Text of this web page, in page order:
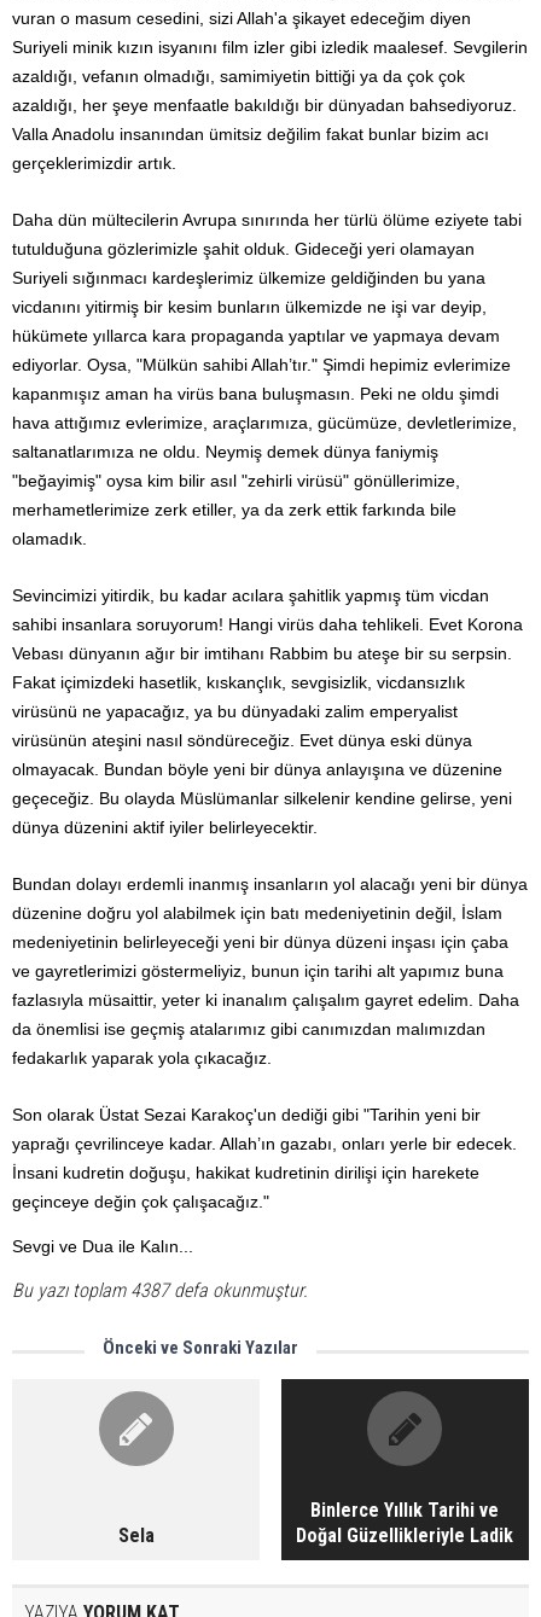
vuran o masum cesedini, sizi Allah'a şikayet edeceğim diyen
Suriyeli minik kızın isyanını film izler gibi izledik maalesef. Sevgilerin
azaldığı, vefanın olmadığı, samimiyetin bittiği ya da çok çok
azaldığı, her şeye menfaatle bakıldığı bir dünyadan bahsediyoruz.
Valla Anadolu insanından ümitsiz değilim fakat bunlar bizim acı
gerçeklerimizdir artık.
Daha dün mültecilerin Avrupa sınırında her türlü ölüme eziyete tabi
tutulduğuna gözlerimizle şahit olduk. Gideceği yeri olamayan
Suriyeli sığınmacı kardeşlerimiz ülkemize geldiğinden bu yana
vicdanını yitirmiş bir kesim bunların ülkemizde ne işi var deyip,
hükümete yıllarca kara propaganda yaptılar ve yapmaya devam
ediyorlar. Oysa, "Mülkün sahibi Allah’tır." Şimdi hepimiz evlerimize
kapanmışız aman ha virüs bana buluşmasın. Peki ne oldu şimdi
hava attığımız evlerimize, araçlarımıza, gücümüze, devletlerimize,
saltanatlarımıza ne oldu. Neymiş demek dünya faniymiş
"beğayimiş" oysa kim bilir asıl "zehirli virüsü" gönüllerimize,
merhametlerimize zerk etiller, ya da zerk ettik farkında bile
olamadık.
Sevincimizi yitirdik, bu kadar acılara şahitlik yapmış tüm vicdan
sahibi insanlara soruyorum! Hangi virüs daha tehlikeli. Evet Korona
Vebası dünyanın ağır bir imtihanı Rabbim bu ateşe bir su serpsin.
Fakat içimizdeki hasetlik, kıskançlık, sevgisizlik, vicdansızlık
virüsünü ne yapacağız, ya bu dünyadaki zalim emperyalist
virüsünün ateşini nasıl söndüreceğiz. Evet dünya eski dünya
olmayacak. Bundan böyle yeni bir dünya anlayışına ve düzenine
geçeceğiz. Bu olayda Müslümanlar silkelenir kendine gelirse, yeni
dünya düzenini aktif iyiler belirleyecektir.
Bundan dolayı erdemli inanmış insanların yol alacağı yeni bir dünya
düzenine doğru yol alabilmek için batı medeniyetinin değil, İslam
medeniyetinin belirleyeceği yeni bir dünya düzeni inşası için çaba
ve gayretlerimizi göstermeliyiz, bunun için tarihi alt yapımız buna
fazlasıyla müsaittir, yeter ki inanalım çalışalım gayret edelim. Daha
da önemlisi ise geçmiş atalarımız gibi canımızdan malımızdan
fedakarlık yaparak yola çıkacağız.
Son olarak Üstat Sezai Karakoç'un dediği gibi "Tarihin yeni bir
yaprağı çevrilinceye kadar. Allah’ın gazabı, onları yerle bir edecek.
İnsani kudretin doğuşu, hakikat kudretinin dirilişi için harekete
geçinceye değin çok çalışacağız."
Sevgi ve Dua ile Kalın...
Bu yazı toplam 4387 defa okunmuştur.
Önceki ve Sonraki Yazılar
Sela
Binlerce Yıllık Tarihi ve
Doğal Güzellikleriyle Ladik
YAZIYA YORUM KAT